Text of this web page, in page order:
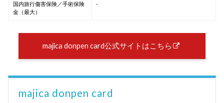
国内旅行傷害保険／手術保険
金（最大）
-
majica donpen card公式サイトはこちら
majica donpen card